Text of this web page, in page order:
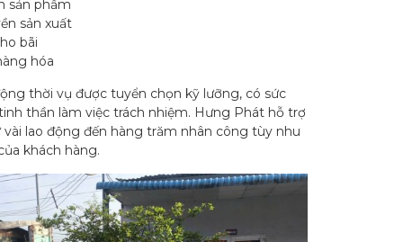
sản phẩm
sản xuất
bãi
hóa
thời vụ được tuyển chọn kỹ lưỡng, có sức
thần làm việc trách nhiệm. Hưng Phát hỗ trợ
lao động đến hàng trăm nhân công tùy nhu
khách hàng.